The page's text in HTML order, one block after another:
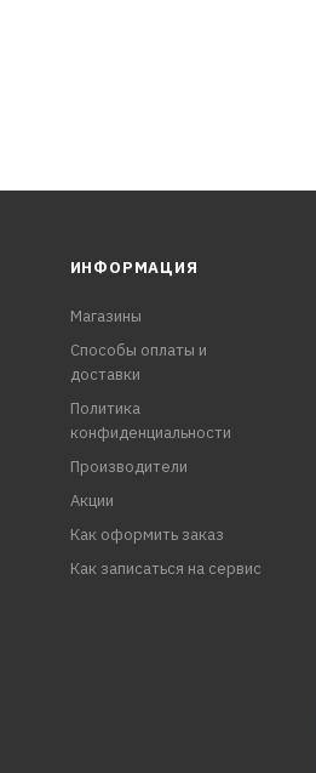
ИНФОРМАЦИЯ
Магазины
Способы оплаты и
доставки
Политика
конфиденциальности
Производители
Акции
Как оформить заказ
Как записаться на сервис